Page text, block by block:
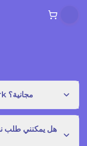
هل قراءة مكتبة مجتمع Story Spark مجانية؟
هل يمكنني طلب